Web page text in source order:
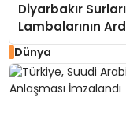
Diyarbakır
Lambalarının
Dünya